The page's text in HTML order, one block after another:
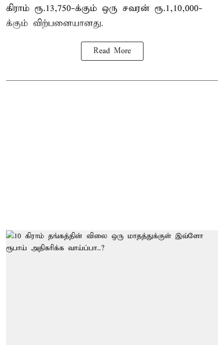
கிராம் ரூ.13,750-க்கும் ஒரு சவரன் ரூ.1,10,000-
க்கும் விற்பனையானது.
Read More